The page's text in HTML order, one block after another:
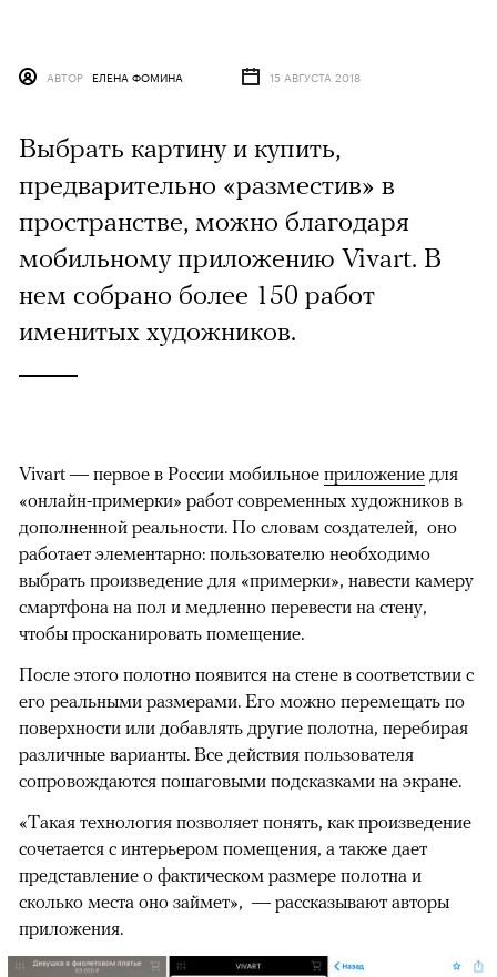
АВТОР ЕЛЕНА ФОМИНА 15 АВГУСТА 2018
Выбрать картину и купить,
предварительно «разместив» в
пространстве, можно благодаря
мобильному приложению Vivart. В
нем собрано более 150 работ
именитых художников.
Vivart — первое в России мобильное приложение для
«онлайн-примерки» работ современных художников в
дополненной реальности. По словам создателей, оно
работает элементарно: пользователю необходимо
выбрать произведение для «примерки», навести камеру
смартфона на пол и медленно перевести на стену,
чтобы просканировать помещение.
После этого полотно появится на стене в соответствии с
его реальными размерами. Его можно перемещать по
поверхности или добавлять другие полотна, перебирая
различные варианты. Все действия пользователя
сопровождаются пошаговыми подсказками на экране.
«Такая технология позволяет понять, как произведение
сочетается с интерьером помещения, а также дает
представление о фактическом размере полотна и
сколько места оно займет», — рассказывают авторы
приложения.